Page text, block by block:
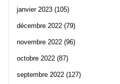
janvier 2023 (105)
décembre 2022 (79)
novembre 2022 (96)
octobre 2022 (87)
septembre 2022 (127)